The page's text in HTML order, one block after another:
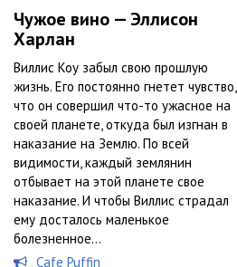
Чужое вино — Эллисон
Харлан
Виллис Коу забыл свою прошлую
жизнь. Его постоянно гнетет чувство,
что он совершил что-то ужасное на
своей планете, откуда был изгнан в
наказание на Землю. По всей
видимости, каждый землянин
отбывает на этой планете свое
наказание. И чтобы Виллис страдал
ему досталось маленькое
болезненное...
Cafe Puffin